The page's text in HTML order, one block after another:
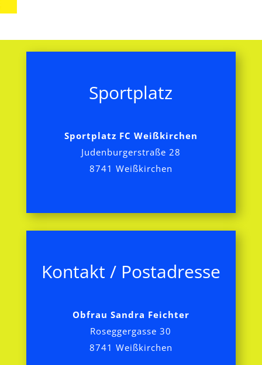
Sportplatz
Sportplatz FC Weißkirchen
Judenburgerstraße 28
8741 Weißkirchen
Kontakt / Postadresse
Obfrau Sandra Feichter
Roseggergasse 30
8741 Weißkirchen